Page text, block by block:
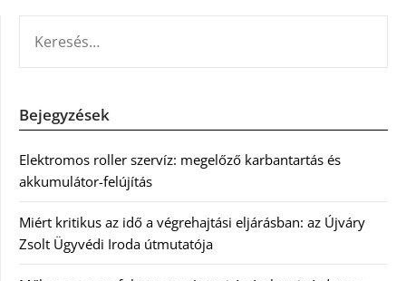
Bejegyzések
Elektromos roller szervíz: megelőző karbantartás és
akkumulátor-felújítás
Miért kritikus az idő a végrehajtási eljárásban: az Újváry
Zsolt Ügyvédi Iroda útmutatója